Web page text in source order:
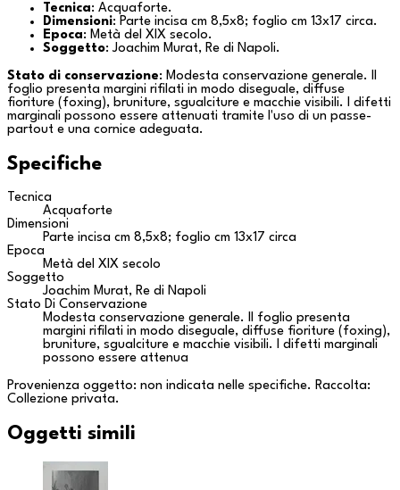
Tecnica: Acquaforte.
Dimensioni: Parte incisa cm 8,5x8; foglio cm 13x17 circa.
Epoca: Metà del XIX secolo.
Soggetto: Joachim Murat, Re di Napoli.
Stato di conservazione: Modesta conservazione generale. Il
foglio presenta margini rifilati in modo diseguale, diffuse
fioriture (foxing), bruniture, sgualciture e macchie visibili. I difetti
marginali possono essere attenuati tramite l'uso di un passe-
partout e una cornice adeguata.
Specifiche
Tecnica
Acquaforte
Dimensioni
Parte incisa cm 8,5x8; foglio cm 13x17 circa
Epoca
Metà del XIX secolo
Soggetto
Joachim Murat, Re di Napoli
Stato Di Conservazione
Modesta conservazione generale. Il foglio presenta
margini rifilati in modo diseguale, diffuse fioriture (foxing),
bruniture, sgualciture e macchie visibili. I difetti marginali
possono essere attenua
Provenienza oggetto: non indicata nelle specifiche. Raccolta:
Collezione privata.
Oggetti simili